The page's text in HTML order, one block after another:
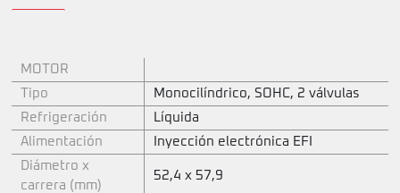
MOTOR
Tipo
Monocilíndrico, SOHC, 2 válvulas
Refrigeración
Líquida
Alimentación
Inyección electrónica EFI
Diámetro x
carrera (mm)
52,4 x 57,9